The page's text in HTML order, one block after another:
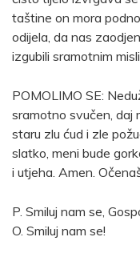
taštine on mora
odijela, da nas
izgubili sramotnim
POMOLIMO SE:
sramotno svučen, daj
staru zlu ćud i zle
slatko, meni bude
i utjeha. Amen.
P. Smiluj nam se,
O. Smiluj nam se!